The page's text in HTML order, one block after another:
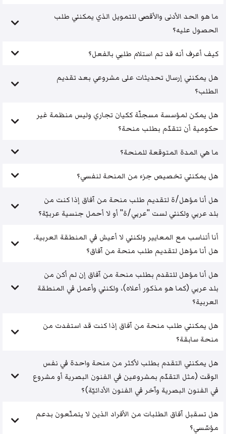
ما هو الحد الأدنى والأقصى للتمويل الذي يمكنني طلب
الحصول عليه؟
كيف أعرف أنه قد تم استلام طلبي بالفعل؟
هل يمكنني إرسال تحديثات على مشروعي بعد تقديم
الطلب؟
هل يمكن لمؤسسة مسجلّة ككيان تجاري وليس منظمة غير
حكومية أن تتقدّم بطلب منحة؟
ما هي المدة المتوقعة للمنحة؟
هل يمكنني تخصيص جزء من المنحة لنفسي؟
هل أنا مؤهل/ة لتقديم طلب منحة من آفاق إذا كنت من
بلد عربي ولكنني لست "عربي/ة" أو لا أحمل جنسية عربيّة؟
أنا أتناسب مع المعايير ولكنني لا أعيش في المنطقة العربية.
هل أنا مؤهل لتقديم طلب منحة من آفاق؟
هل أنا مؤهل للتقدم بطلب منحة من آفاق إن لم أكن من
بلد عربي (كما هو مذكور أعلاه)، ولكنني وأعمل في المنطقة
العربية؟
هل يمكنني طلب منحة من آفاق إذا كنت قد استفدت من
منحة سابقة؟
هل يمكنني التقدم بطلب لأكثر من منحة واحدة في نفس
الوقت (مثل التقدّم بمشروعين في الفنون البصرية أو مشروع
في الفنون البصرية وآخر في الفنون الأدائيّة)؟
هل تسقبل آفاق الطلبات من الأفراد الذين لا يتمتّعون بدعم
مؤسّسي؟